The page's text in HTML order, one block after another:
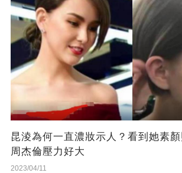
昆淩為何一直濃妝示人？看到她素顏
周杰倫壓力好大
2023/04/11